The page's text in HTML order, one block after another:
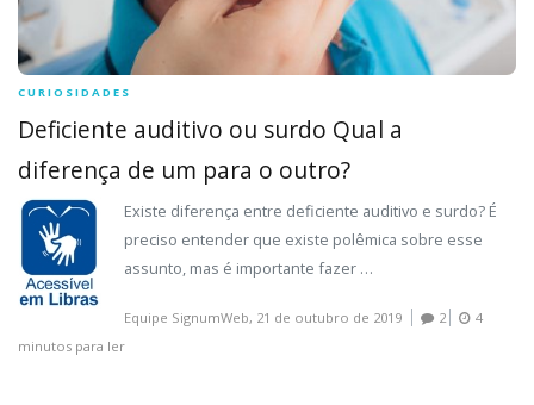
CURIOSIDADES
Deficiente auditivo ou surdo Qual a
diferença de um para o outro?
Existe diferença entre deficiente auditivo e surdo? É
preciso entender que existe polêmica sobre esse
assunto, mas é importante fazer …
Equipe SignumWeb, 21 de outubro de 2019 2
4
minutos para ler